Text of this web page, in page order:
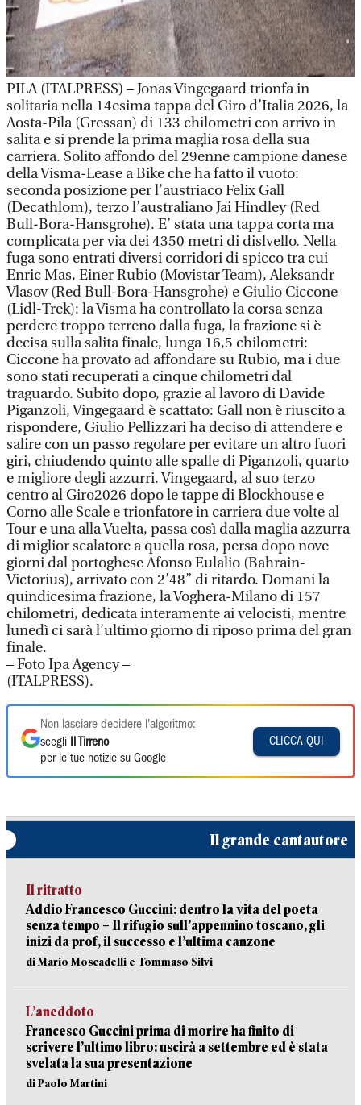
PILA (ITALPRESS) – Jonas Vingegaard trionfa in
solitaria nella 14esima tappa del Giro d’Italia 2026, la
Aosta-Pila (Gressan) di 133 chilometri con arrivo in
salita e si prende la prima maglia rosa della sua
carriera. Solito affondo del 29enne campione danese
della Visma-Lease a Bike che ha fatto il vuoto:
seconda posizione per l’austriaco Felix Gall
(Decathlom), terzo l’australiano Jai Hindley (Red
Bull-Bora-Hansgrohe). E’ stata una tappa corta ma
complicata per via dei 4350 metri di dislvello. Nella
fuga sono entrati diversi corridori di spicco tra cui
Enric Mas, Einer Rubio (Movistar Team), Aleksandr
Vlasov (Red Bull-Bora-Hansgrohe) e Giulio Ciccone
(Lidl-Trek): la Visma ha controllato la corsa senza
perdere troppo terreno dalla fuga, la frazione si è
decisa sulla salita finale, lunga 16,5 chilometri:
Ciccone ha provato ad affondare su Rubio, ma i due
sono stati recuperati a cinque chilometri dal
traguardo. Subito dopo, grazie al lavoro di Davide
Piganzoli, Vingegaard è scattato: Gall non è riuscito a
rispondere, Giulio Pellizzari ha deciso di attendere e
salire con un passo regolare per evitare un altro fuori
giri, chiudendo quinto alle spalle di Piganzoli, quarto
e migliore degli azzurri. Vingegaard, al suo terzo
centro al Giro2026 dopo le tappe di Blockhouse e
Corno alle Scale e trionfatore in carriera due volte al
Tour e una alla Vuelta, passa così dalla maglia azzurra
di miglior scalatore a quella rosa, persa dopo nove
giorni dal portoghese Afonso Eulalio (Bahrain-
Victorius), arrivato con 2’48” di ritardo. Domani la
quindicesima frazione, la Voghera-Milano di 157
chilometri, dedicata interamente ai velocisti, mentre
lunedì ci sarà l’ultimo giorno di riposo prima del gran
finale.
– Foto Ipa Agency –
(ITALPRESS).
Non lasciare decidere l'algoritmo:
scegli
Il Tirreno
per le tue notizie su Google
CLICCA QUI
Il grande cantautore
Il ritratto
Addio Francesco Guccini: dentro la vita del poeta
senza tempo – Il rifugio sull’appennino toscano, gli
inizi da prof, il successo e l’ultima canzone
di Mario Moscadelli e Tommaso Silvi
L’aneddoto
Francesco Guccini prima di morire ha finito di
scrivere l’ultimo libro: uscirà a settembre ed è stata
svelata la sua presentazione
di Paolo Martini